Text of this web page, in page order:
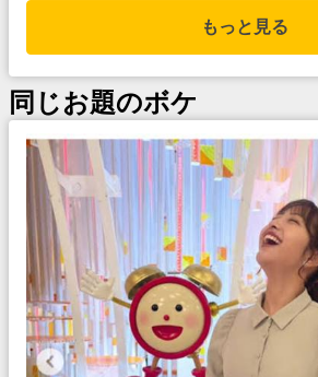
もっと見る
同じお題のボケ